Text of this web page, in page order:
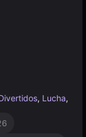
, Lucha,